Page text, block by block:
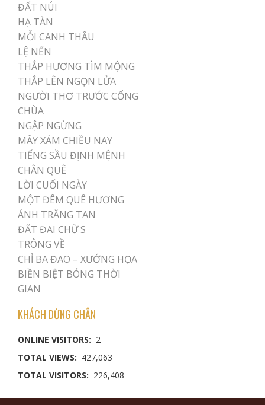
ĐẤT NÚI
HẠ TÀN
MỖI CANH THÂU
LỆ NẾN
THẮP HƯƠNG TÌM MỘNG
THẮP LÊN NGỌN LỬA
NGƯỜI THƠ TRƯỚC CỔNG
CHÙA
NGẬP NGỪNG
MÂY XÁM CHIỀU NAY
TIẾNG SẦU ĐỊNH MỆNH
CHÂN QUÊ
LỜI CUỐI NGÀY
MỘT ĐÊM QUÊ HƯƠNG
ÁNH TRĂNG TAN
ĐẤT ĐAI CHỮ S
TRÔNG VỀ
CHỈ BA ĐAO – XƯỚNG HỌA
BIỀN BIỆT BÓNG THỜI
GIAN
KHÁCH DỪNG CHÂN
ONLINE VISITORS: 2
TOTAL VIEWS: 427,063
TOTAL VISITORS: 226,408